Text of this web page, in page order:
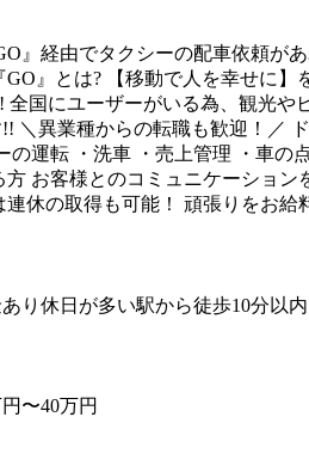
』経由でタクシーの配車依頼が
』とは? 【移動で人を幸せに
国にユーザーがいる為、観光
＼異業種からの転職も歓迎！／
運転 ・洗車 ・売上管理 ・車
お客様とのコミュニケーショ
休の取得も可能！ 頑張りをお
り 休日が多い駅から徒歩10分以内
〜40万円